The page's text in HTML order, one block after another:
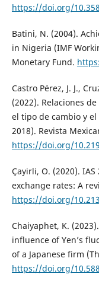
https://doi.org/
Batini, N. (2004).
in Nigeria (IMF
Monetary Fund.
Castro Pérez, J. J.,
(2022). Relaciones
el tipo de cambio y
2018). Revista
https://doi.org/
Çayirli, O. (2020).
exchange rates: A
https://doi.org/
Chaiyaphet, K.
influence of Yen’s
of a Japanese firm
https://doi.org/